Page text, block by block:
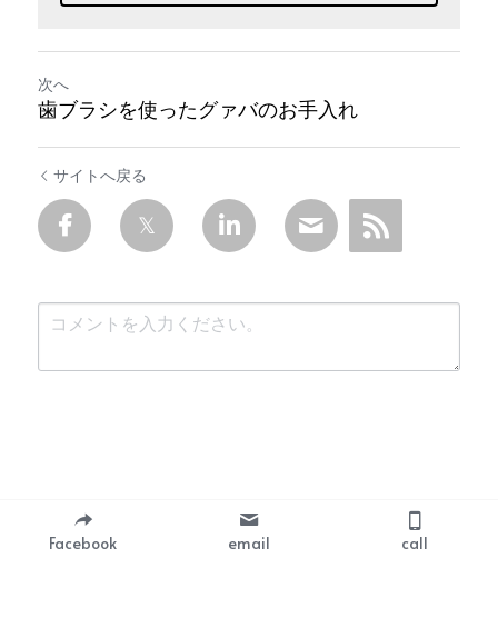
次へ
歯ブラシを使ったグァバのお手入れ
サイトへ戻る
送信
Facebook email call